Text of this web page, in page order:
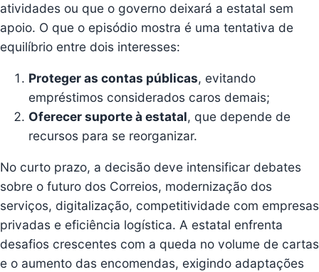
atividades ou que o governo deixará a estatal sem
apoio. O que o episódio mostra é uma tentativa de
equilíbrio entre dois interesses:
Proteger as contas públicas, evitando
empréstimos considerados caros demais;
Oferecer suporte à estatal, que depende de
recursos para se reorganizar.
No curto prazo, a decisão deve intensificar debates
sobre o futuro dos Correios, modernização dos
serviços, digitalização, competitividade com empresas
privadas e eficiência logística. A estatal enfrenta
desafios crescentes com a queda no volume de cartas
e o aumento das encomendas, exigindo adaptações